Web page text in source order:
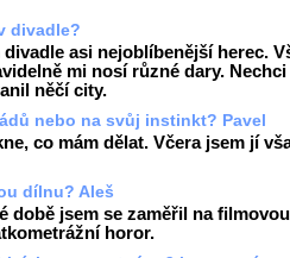
divadle?
divadle asi nejoblíbenější herec.
mi nosí různé dary. Nechci
něčí city.
nebo na svůj instinkt? Pavel
co mám dělat. Včera jsem jí
dílnu? Aleš
době jsem se zaměřil na filmovou
horor.